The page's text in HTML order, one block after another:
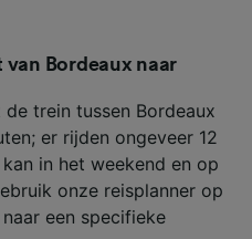
Bordeaux naar
trein tussen Bordeaux
er rijden ongeveer 12
in het weekend en op
onze reisplanner op
een specifieke